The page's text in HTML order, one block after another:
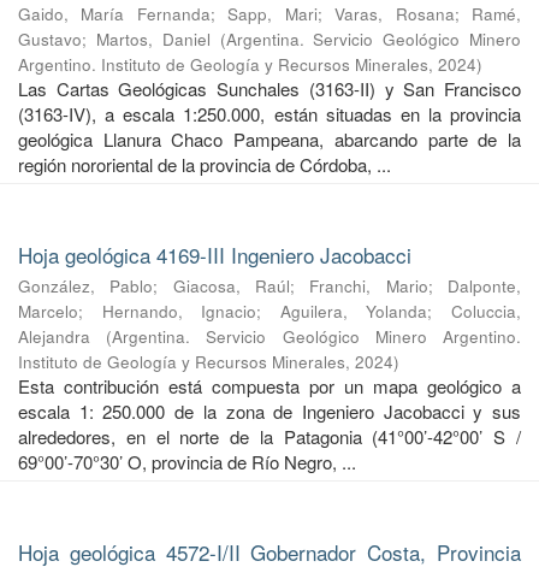
Gaido, María Fernanda;Sapp, Mari;Varas, Rosana; Ramé,
Gustavo; Martos, Daniel (Argentina. Servicio Geológico Minero
Argentino. Instituto de Geología y Recursos Minerales, 2024)
Las Cartas Geológicas Sunchales (3163-II) y San Francisco
(3163-IV), a escala 1:250.000, están situadas en la provincia
geológica Llanura Chaco Pampeana, abarcando parte de la
región nororiental de la provincia de Córdoba, ...
Hoja geológica 4169-III Ingeniero Jacobacci
González, Pablo; Giacosa, Raúl; Franchi, Mario; Dalponte,
Marcelo; Hernando, Ignacio; Aguilera, Yolanda;Coluccia,
Alejandra
(Argentina. Servicio Geológico Minero Argentino.
Instituto de Geología y Recursos Minerales, 2024)
Esta contribución está compuesta por un mapa geológico a
escala 1: 250.000 de la zona de Ingeniero Jacobacci y sus
alrededores, en el norte de la Patagonia (41°00’-42°00’ S /
69°00’-70°30’ O, provincia de Río Negro, ...
Hoja geológica 4572-I/II Gobernador Costa, Provincia